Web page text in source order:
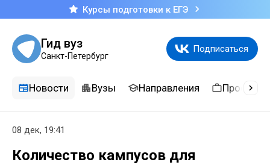
Курсы подготовки к ЕГЭ
Гид вуз
Санкт-Петербург
Подписаться
Новости Вузы Направления
08 дек, 19:41
Количество кампусов для